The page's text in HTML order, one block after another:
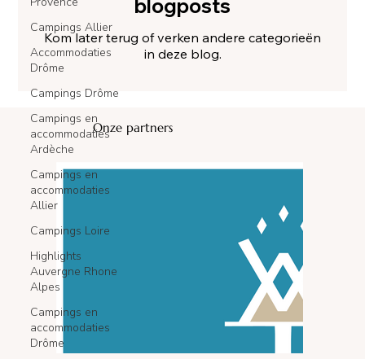
Campings Allier
Accommodaties
Drôme
Campings Drôme
Campings en
accommodaties
Ardèche
Campings en
accommodaties
Allier
Campings Loire
Highlights
Auvergne Rhone
Alpes
Campings en
accommodaties
Drôme
blogposts
Kom later terug of verken andere categorieën
in deze blog.
Onze partners